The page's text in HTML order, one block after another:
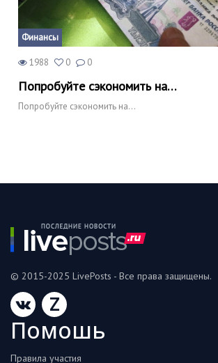
Финансы
1988 0 0
Попробуйте сэкономить на…
Попробуйте сэкономить на…
© 2015-2025 LivePosts - Все права защищены.
Z
Помошь
Правила участия